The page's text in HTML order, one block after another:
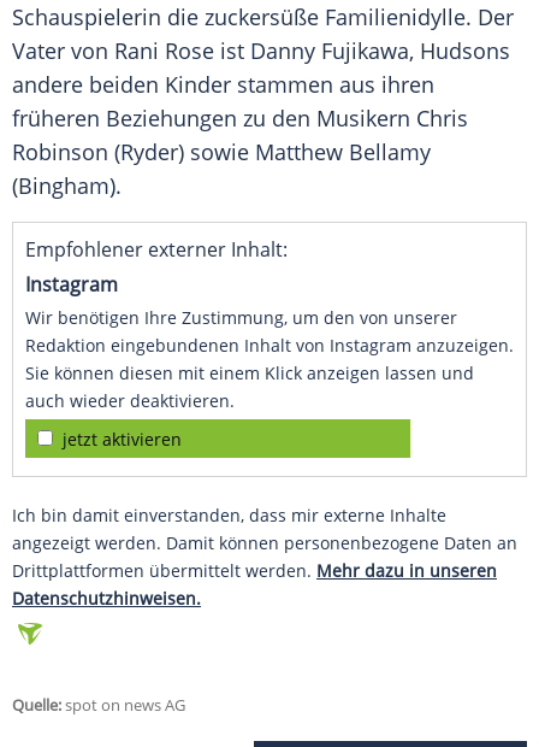
Schauspielerin die zuckersüße Familienidylle. Der
Vater von Rani Rose ist Danny Fujikawa, Hudsons
andere beiden Kinder stammen aus ihren
früheren Beziehungen zu den Musikern Chris
Robinson (Ryder) sowie Matthew Bellamy
(Bingham).
Empfohlener externer Inhalt:
Instagram
Wir benötigen Ihre Zustimmung, um den von unserer
Redaktion eingebundenen Inhalt von Instagram anzuzeigen.
Sie können diesen mit einem Klick anzeigen lassen und
auch wieder deaktivieren.
jetzt aktivieren
Ich bin damit einverstanden, dass mir externe Inhalte
angezeigt werden. Damit können personenbezogene Daten an
Drittplattformen übermittelt werden. Mehr dazu in unseren
Datenschutzhinweisen.
Quelle:spot on news AG